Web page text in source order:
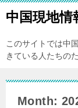
中国現地情
このサイトでは中
きている人たちの
Month: